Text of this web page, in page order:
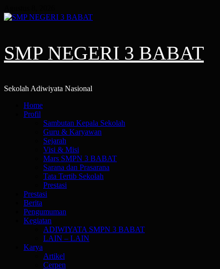
to
SMP NEGERI 3 BABAT
Sekolah Adiwiyata Nasional
PrimaryHome
Profil
Sambutan Kepala Sekolah
Guru & Karyawan
Sejarah
Visi & Misi
Mars SMPN 3 BABAT
Sarana dan Prasarana
Tata Tertib Sekolah
Prestasi
Prestasi
Berita
Pengumuman
Kegiatan
ADIWIYATA SMPN 3 BABAT
LAIN – LAIN
Karya
Artikel
Cerpen